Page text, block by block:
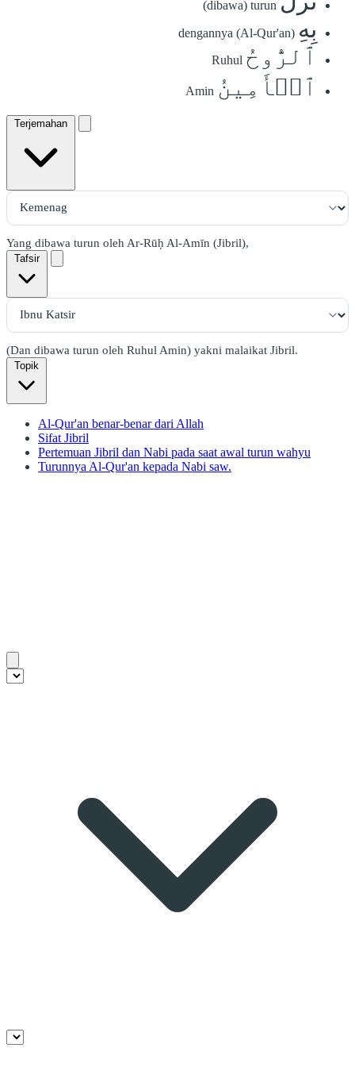
(dibawa) turun
بِهِ dengannya (Al-Qur'an)
ٱلرُّوحُ Ruhul
ٱلۡأَمِينُ Amin
Terjemahan
Yang dibawa turun oleh Ar-Rūḥ Al-Amīn (Jibril),
Tafsir
(Dan dibawa turun oleh Ruhul Amin) yakni malaikat Jibril.
Topik
Al-Qur'an benar-benar dari Allah
Sifat Jibril
Pertemuan Jibril dan Nabi pada saat awal turun wahyu
Turunnya Al-Qur'an kepada Nabi saw.